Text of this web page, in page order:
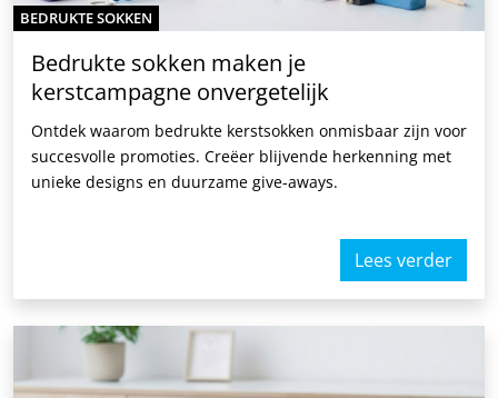
BEDRUKTE SOKKEN
Bedrukte sokken maken je
kerstcampagne onvergetelijk
Ontdek waarom bedrukte kerstsokken onmisbaar zijn voor
succesvolle promoties. Creëer blijvende herkenning met
unieke designs en duurzame give-aways.
Lees verder